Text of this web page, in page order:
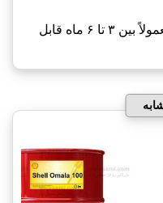
جواب: بسته به شرایط کار، معمولاً بین ۳ تا ۶ ماه قابل